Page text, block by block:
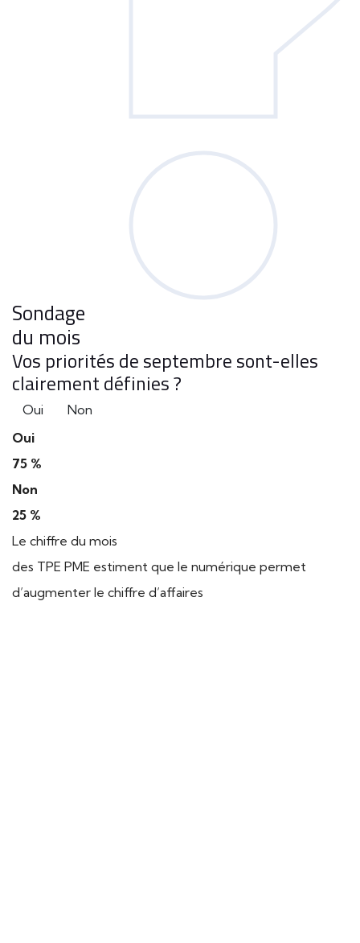
Sondage
du mois
Vos priorités de septembre sont-elles
clairement définies ?
Oui
Non
Oui
75 %
Non
25 %
Le chiffre du mois
des TPE PME estiment que le numérique permet
d’augmenter le chiffre d’affaires